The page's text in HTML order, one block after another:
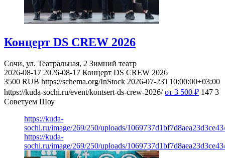
Концерт DS CREW 2026
Сочи, ул. Театральная, 2 Зимний театр
2026-08-17 2026-08-17 Концерт DS CREW 2026
3500 RUB https://schema.org/InStock 2026-07-23T10:00:00+03:00
https://kuda-sochi.ru/event/kontsert-ds-crew-2026/ от 3 500 ₽ 147 3
Советуем Шоу
https://kuda-
sochi.ru/image/269/250/uploads/
https://kuda-
sochi.ru/image/269/250/uploads/